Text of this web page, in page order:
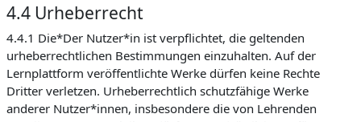
4.4 Urheberrecht
4.4.1 Die*Der Nutzer*in ist verpflichtet, die geltenden
urheberrechtlichen Bestimmungen einzuhalten. Auf der
Lernplattform veröffentlichte Werke dürfen keine Rechte
Dritter verletzen. Urheberrechtlich schutzfähige Werke
anderer Nutzer*innen, insbesondere die von Lehrenden